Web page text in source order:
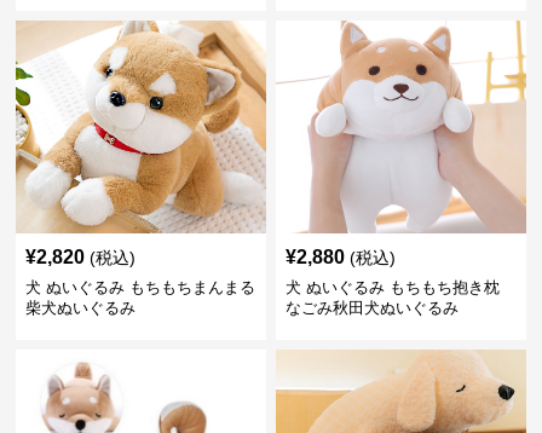
¥2,820 (税込)
犬 ぬいぐるみ もちもちまんまる
柴犬ぬいぐるみ
¥2,880 (税込)
犬 ぬいぐるみ もちもち抱き枕
なごみ秋田犬ぬいぐるみ